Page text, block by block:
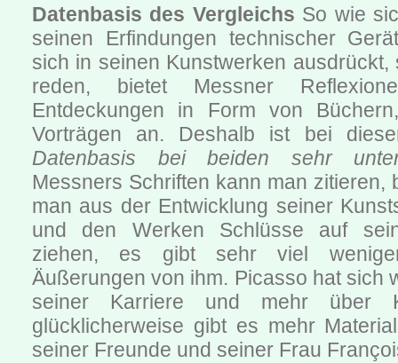
Datenbasis des Vergleichs So wie
seinen Erfindungen technischer
sich in seinen Kunstwerken ausdrückt,
reden, bietet Messner
Entdeckungen in Form von
Vorträgen an. Deshalb ist bei
Datenbasis bei beiden sehr
Messners Schriften kann man zitieren,
man aus der Entwicklung seiner
und den Werken Schlüsse auf
ziehen, es gibt sehr viel weniger
Äußerungen von ihm. Picasso hat sich
seiner Karriere und mehr über
glücklicherweise gibt es mehr
seiner Freunde und seiner Frau